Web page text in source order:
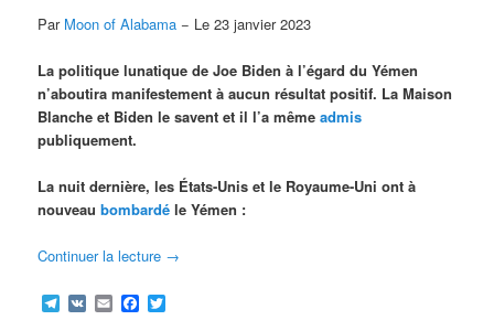
Par Moon of Alabama − Le 23 janvier 2023
La politique lunatique de Joe Biden à l’égard du Yémen
n’aboutira manifestement à aucun résultat positif. La Maison
Blanche et Biden le savent et il l’a mêmeadmis
publiquement.
La nuit dernière, les États-Unis et le Royaume-Uni ont à
nouveaubombardé le Yémen :
Continuer la lecture →
Telegram
VK EmailFacebook